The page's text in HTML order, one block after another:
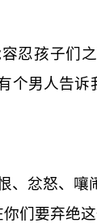
忍孩子们
男人告
、忿怒、
们要弃绝